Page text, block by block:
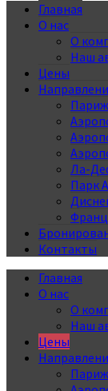
Главная
О нас
О
Наш
Цены
Париж
Ла-
Парк
Контакты
Главная
О нас
О
Наш
Цены
Париж